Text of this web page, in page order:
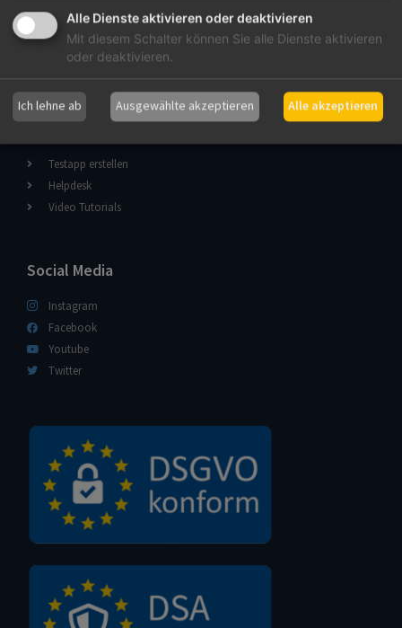
Impressum
Datenschutzerklärung
DSA, DDG & TKG
Get Started
Testapp erstellen
Helpdesk
Video Tutorials
Social Media
Instagram
Facebook
Youtube
Twitter
Alle Dienste aktivieren oder deaktivieren
Mit diesem Schalter können Sie alle Dienste aktivieren
oder deaktivieren.
Ich lehne ab Ausgewählte akzeptieren Alle akzeptieren